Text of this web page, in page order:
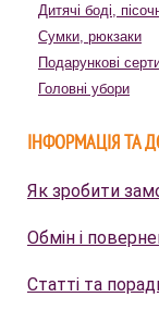
Дитячі боді,
Сумки, рюкзаки
Подарункові
Головні убори
ІНФОРМАЦІЯ ТА
Як зробити
Обмін і
Статті та